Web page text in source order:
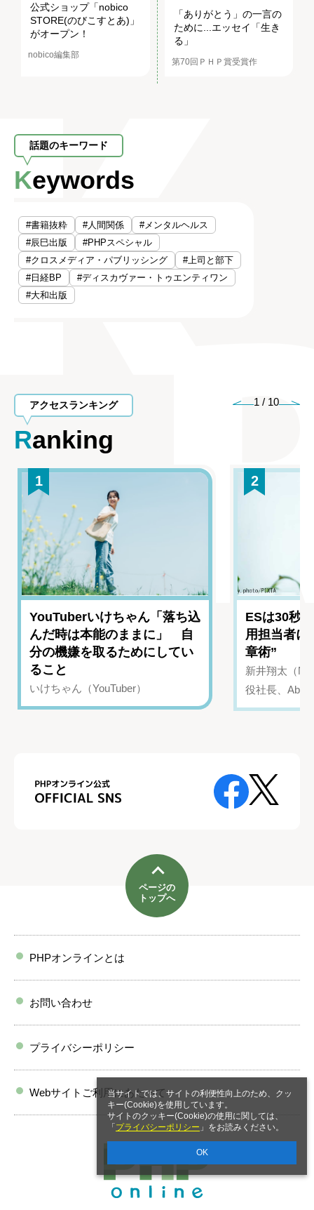
当サイトでは、サイトの利便性向上のため、クッ
キー(Cookie)を使用しています。
サイトのクッキー(Cookie)の使用に関しては、
「 プライバシーポリシー 」をお読みください。
OK
公式ショップ「nobico
STORE(のびこすとあ)」
がオープン！
nobico編集部
「ありがとう」の一言の
ために...エッセイ「生き
る」
第70回ＰＨＰ賞受賞作
話題のキーワード
Keywords
#書籍抜粋 #人間関係
#メンタルヘルス
#辰巳出版
#PHPスペシャル
#クロスメディア・パブリッシング
#上司と部下
#日経BP
#ディスカヴァー・トゥエンティワン
#大和出版
アクセスランキング
Ranking
1 / 10
1
YouTuberいけちゃん「落ち込
んだ時は本能のままに」 自
分の機嫌を取るためにしてい
ること
いけちゃん（YouTuber）
2
ESは30秒
用担当者に
章術”
新井翔太（
役社長、
ページの
トップへ
PHPオンラインとは
お問い合わせ
プライバシーポリシー
Webサイトご利用にあたって